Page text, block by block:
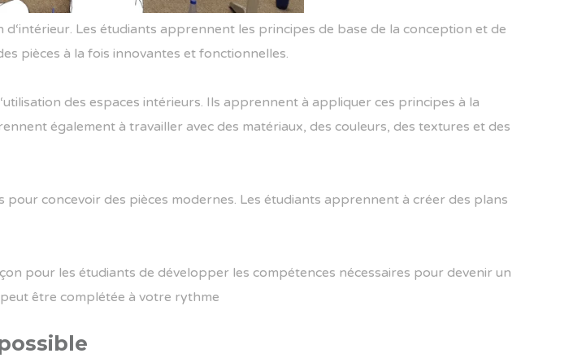
d‘intérieur. Les étudiants apprennent les principes de base de la conception et de
pièces à la fois innovantes et fonctionnelles.
‘utilisation des espaces intérieurs. Ils apprennent à appliquer ces principes à la
nent également à travailler avec des matériaux, des couleurs, des textures et des
pour concevoir des pièces modernes. Les étudiants apprennent à créer des plans
çon pour les étudiants de développer les compétences nécessaires pour devenir un
peut être complétée à votre rythme